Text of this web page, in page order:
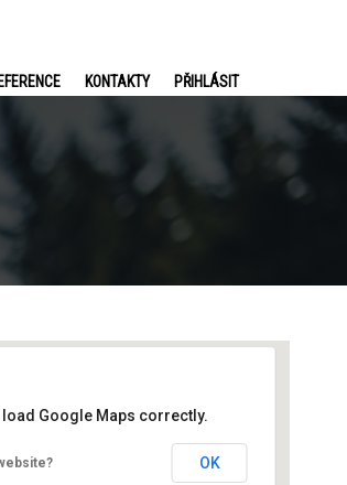
KONTAKTY PŘIHLÁSIT
load Google Maps correctly.
OK